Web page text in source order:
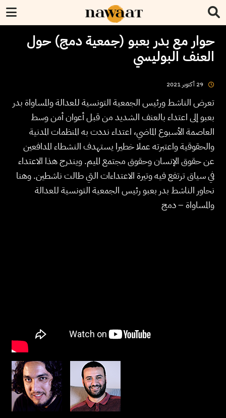
حوار مع بدر بعبو (جمعية دمج) حول
العنف البوليسي
29 أكتوبر 2021
تعرض الناشط ورئيس الجمعية التونسية للعدالة والمساواة بدر
بعبو إلى اعتداء بالعنف الشديد من قبل أعوان أمن وسط
العاصمة الأسبوع الماضي، اعتداء نددت به المنظمات المدنية
والحقوقية واعتبرته عملا خطيرا يستهدف النشطاء المدافعين
عن حقوق الإنسان وحقوق مجتمع الميم. ويندرج هذا الاعتداء
في سياق ترتفع فيه وتيرة الاعتداءات التي طالت ناشطين. وهنا
نحاور الناشط بدر بعبو رئيس الجمعية التونسية للعدالة
والمساواة – دمج